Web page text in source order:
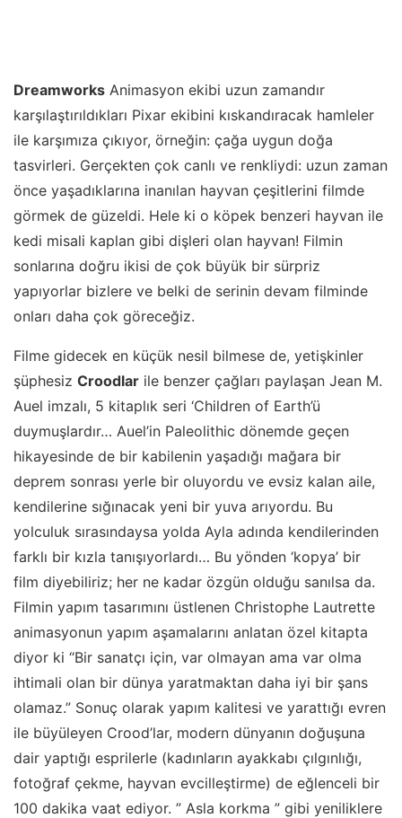
Dreamworks Animasyon ekibi uzun zamandır
karşılaştırıldıkları Pixar ekibini kıskandıracak hamleler
ile karşımıza çıkıyor, örneğin: çağa uygun doğa
tasvirleri. Gerçekten çok canlı ve renkliydi: uzun zaman
önce yaşadıklarına inanılan hayvan çeşitlerini filmde
görmek de güzeldi. Hele ki o köpek benzeri hayvan ile
kedi misali kaplan gibi dişleri olan hayvan! Filmin
sonlarına doğru ikisi de çok büyük bir sürpriz
yapıyorlar bizlere ve belki de serinin devam filminde
onları daha çok göreceğiz.
Filme gidecek en küçük nesil bilmese de, yetişkinler
şüphesiz Croodlar ile benzer çağları paylaşan Jean M.
Auel imzalı, 5 kitaplık seri ‘Children of Earth’ü
duymuşlardır… Auel’in Paleolithic dönemde geçen
hikayesinde de bir kabilenin yaşadığı mağara bir
deprem sonrası yerle bir oluyordu ve evsiz kalan aile,
kendilerine sığınacak yeni bir yuva arıyordu. Bu
yolculuk sırasındaysa yolda Ayla adında kendilerinden
farklı bir kızla tanışıyorlardı… Bu yönden ‘kopya’ bir
film diyebiliriz; her ne kadar özgün olduğu sanılsa da.
Filmin yapım tasarımını üstlenen Christophe Lautrette
animasyonun yapım aşamalarını anlatan özel kitapta
diyor ki “Bir sanatçı için, var olmayan ama var olma
ihtimali olan bir dünya yaratmaktan daha iyi bir şans
olamaz.” Sonuç olarak yapım kalitesi ve yarattığı evren
ile büyüleyen Crood’lar, modern dünyanın doğuşuna
dair yaptığı esprilerle (kadınların ayakkabı çılgınlığı,
fotoğraf çekme, hayvan evcilleştirme) de eğlenceli bir
100 dakika vaat ediyor. ” Asla korkma ” gibi yeniliklere